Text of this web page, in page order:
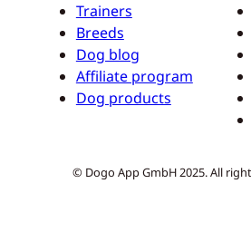
Trainers
Breeds
Dog blog
Affiliate program
Dog products
© Dogo App GmbH 2025. All